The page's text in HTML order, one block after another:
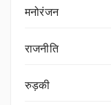
मनोरंजन
राजनीति
रुड़की